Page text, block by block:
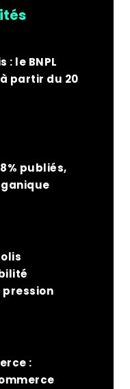
: le BNPL
partir du 20
publiés,
: